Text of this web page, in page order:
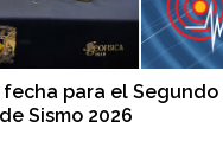
para el Segundo
Sismo 2026